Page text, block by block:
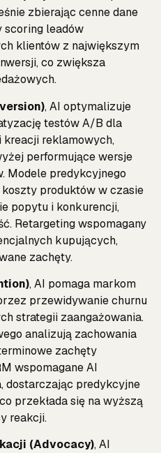
zbierając cenne dane
scoring leadów
klientów z największym
co zwiększa
, AI optymalizuje
testów A/B dla
reklamowych,
performujące wersje
Modele predykcyjnego
produktów w czasie
popytu i konkurencji,
Retargeting wspomagany
kupujących,
zachęty.
, AI pomaga markom
przewidywanie churnu
strategii zaangażowania.
analizują zachowania
zachęty
wspomagane AI
dostarczając predykcyjne
przekłada się na wyższą
reakcji.
(Advocacy), AI